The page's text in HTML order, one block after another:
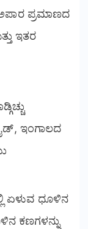
ಪ್ರಮಾಣದ
ಇತರ
ಇಂಗಾಲದ
ಏಳುವ ಧೂಳಿನ
ಕಣಗಳನ್ನು